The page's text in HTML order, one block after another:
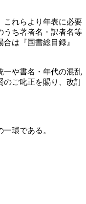
これらより年表に必要
うち著者名・訳者名等
は『国書総目録』
一や書名・年代の混乱
のご叱正を賜り、改訂
環である。